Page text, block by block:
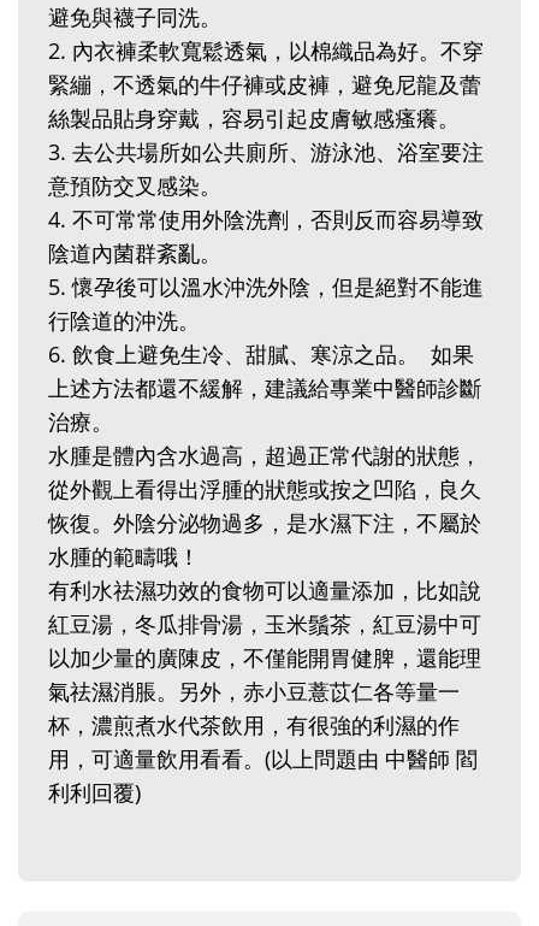
避免與襪子同洗。‭ ‬
2‭.‬ 內衣褲柔軟寬鬆透氣，以棉織品為好。不穿
緊繃，不透氣的牛仔褲或皮褲，避免尼龍及蕾
絲製品貼身穿戴，容易引起皮膚敏感瘙癢。‭ ‬
3‭.‬ 去公共場所如公共廁所、游泳池、浴室要注
意預防交叉感染。‭ ‬
4‭.‬ 不可常常使用外陰洗劑，否則反而容易導致
陰道內菌群紊亂。
5‭.‬ 懷孕後可以溫水沖洗外陰，但是絕對不能進
行陰道的沖洗。‭ ‬
6‭.‬ 飲食上避免生冷、甜膩、寒涼之品。‭ ‬ 如果
上述方法都還不緩解，建議給專業中醫師診斷
治療。‭ ‬
水腫是體內含水過高，超過正常代謝的狀態，
從外觀上看得出浮腫的狀態或按之凹陷，良久
恢復。外陰分泌物過多，是水濕下注，不屬於
水腫的範疇哦！‭ ‬
有利水祛濕功效的食物可以適量添加，比如說
紅豆湯，冬瓜排骨湯，玉米鬚茶，紅豆湯中可
以加少量的廣陳皮，不僅能開胃健脾，還能理
氣祛濕消脹。另外，赤小豆薏苡仁各等量一
杯，濃煎煮水代茶飲用，有很強的利濕的作
用，可適量飲用看看。(以上問題由 中醫師 閻
利利回覆)